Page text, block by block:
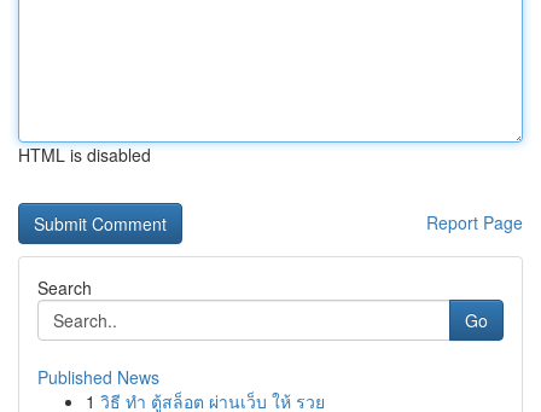
HTML is disabled
Report Page
Search
Go
Published News
1 วิธี ทำ ตู้สล็อต ผ่านเว็บ ให้ รวย